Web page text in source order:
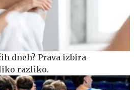
dneh? Prava izbira
razliko.